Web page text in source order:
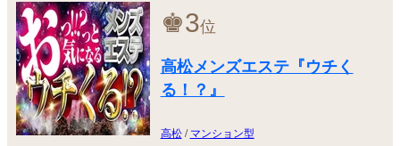
♚3位
高松メンズエステ『ウチく
る！？』
高松/マンション型